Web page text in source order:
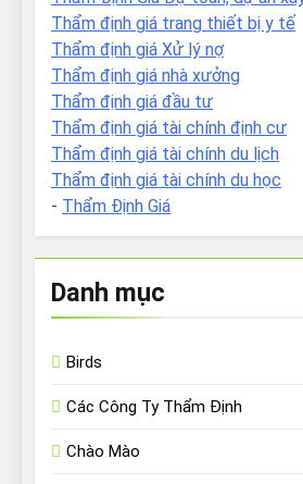
Thẩm định giá trang thiết bị y tế
Thẩm định giá Xử lý nợ
Thẩm định giá nhà xưởng
Thẩm định giá đầu tư
Thẩm định giá tài chính định cư
Thẩm định giá tài chính du lịch
Thẩm định giá tài chính du học
- Thẩm Định Giá
Danh mục
Birds
Các Công Ty Thẩm Định
Chào Mào